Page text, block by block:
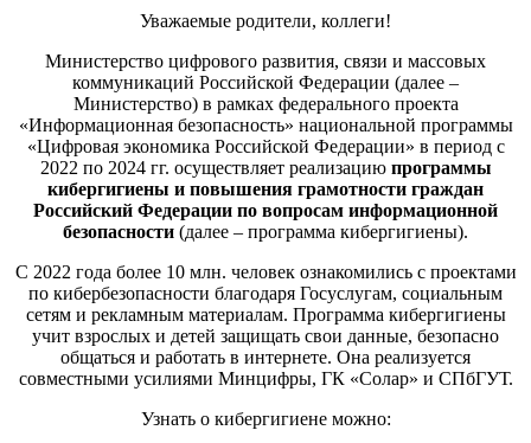
Уважаемые родители, коллеги!
Министерство цифрового развития, связи и массовых
коммуникаций Российской Федерации (далее –
Министерство) в рамках федерального проекта
«Информационная безопасность» национальной программы
«Цифровая экономика Российской Федерации» в период с
2022 по 2024 гг. осуществляет реализацию программы
кибергигиены и повышения грамотности граждан
Российский Федерации по вопросам информационной
безопасности (далее – программа кибергигиены).
С 2022 года более 10 млн. человек ознакомились с проектами
по кибербезопасности благодаря Госуслугам, социальным
сетям и рекламным материалам. Программа кибергигиены
учит взрослых и детей защищать свои данные, безопасно
общаться и работать в интернете. Она реализуется
совместными усилиями Минцифры, ГК «Солар» и СПбГУТ.
Узнать о кибергигиене можно: